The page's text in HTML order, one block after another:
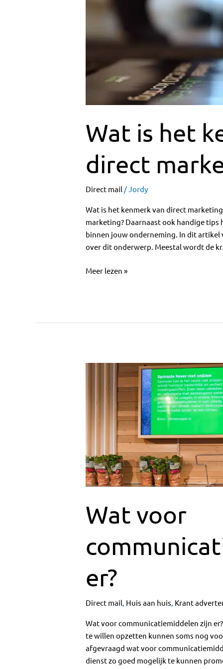
Wat is het
direct
Direct mail /Jordy
Wat is het kenmerk van direct
marketing? Daarnaast ook handige
binnen jouw onderneming. In dit
over dit onderwerp. Meestal wordt de
het
van
marketing?
Meer lezen »
Wat voor
er?
Direct mail Huis aan huis Krant
Wat voor communicatiemiddelen zijn
te willen opzetten kunnen soms nog
afgevraagd wat voor
dienst zo goed mogelijk te kunnen
communicatiemiddelen
zijn